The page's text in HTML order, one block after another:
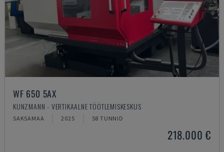
WF 650 5AX
KUNZMANN - VERTIKAALNE TÖÖTLEMISKESKUS
SAKSAMAA 2025 58 TUNNID
218.000 €